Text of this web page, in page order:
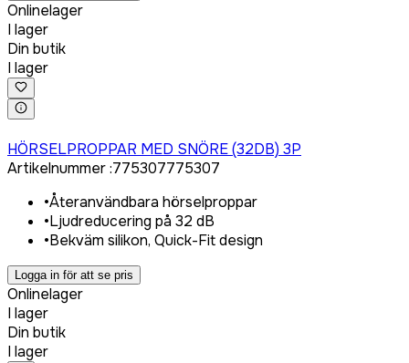
Onlinelager
I lager
Din butik
I lager
HÖRSELPROPPAR MED SNÖRE (32DB) 3P
Artikelnummer:775307775307
•Återanvändbara hörselproppar
•Ljudreducering på 32 dB
•Bekväm silikon, Quick-Fit design
Logga in för att se pris
Onlinelager
I lager
Din butik
I lager